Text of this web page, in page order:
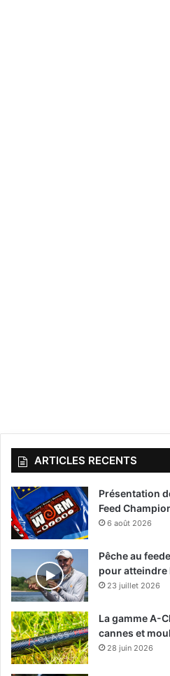
ARTICLES RECENTS
Présentation
Feed
6 août 2026
Pêche au
pour atteindre
23 juillet 2026
La gamme A-
cannes et
28 juin 2026